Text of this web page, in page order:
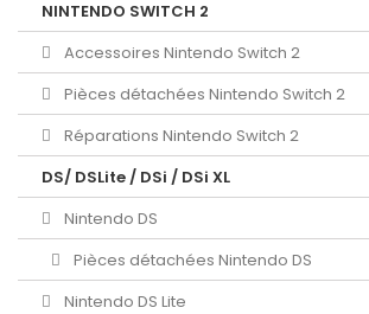
NINTENDO SWITCH 2
Accessoires Nintendo Switch 2
Pièces détachées Nintendo Switch 2
Réparations Nintendo Switch 2
DS/ DSLite / DSi / DSi XL
Nintendo DS
Pièces détachées Nintendo DS
Nintendo DS Lite